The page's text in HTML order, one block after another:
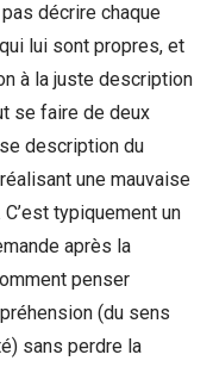
décrire chaque
lui sont propres, et
à la juste description
se faire de deux
description du
une mauvaise
typiquement un
après la
penser
(du sens
sans perdre la